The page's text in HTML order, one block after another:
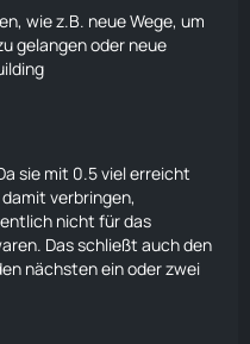
wie z.B. neue Wege, um
gelangen oder neue
sie mit 0.5 viel erreicht
verbringen,
nicht für das
Das schließt auch den
nächsten ein oder zwei